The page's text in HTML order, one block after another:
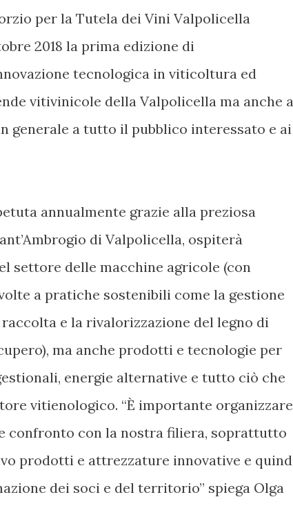
per la Tutela dei Vini Valpolicella
2018 la prima edizione di
tecnologica in viticoltura ed
vitivinicole della Valpolicella ma anche a
generale a tutto il pubblico interessato e ai
annualmente grazie alla preziosa
di Valpolicella, ospiterà
settore delle macchine agricole (con
a pratiche sostenibili come la gestione
e la rivalorizzazione del legno di
ma anche prodotti e tecnologie per
energie alternative e tutto ciò che
vitienologico. “È importante organizzare
confronto con la nostra filiera, soprattutto
prodotti e attrezzature innovative e
dei soci e del territorio” spiega Olga